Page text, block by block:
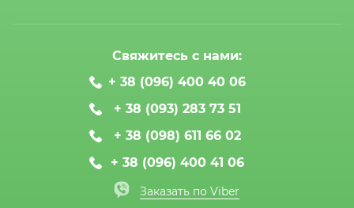
Свяжитесь с нами:
+ 38 (096) 400 40 06
+ 38 (093) 283 73 51
+ 38 (098) 611 66 02
+ 38 (096) 400 41 06
Заказать по Viber